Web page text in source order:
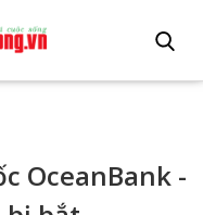
OceanBank -